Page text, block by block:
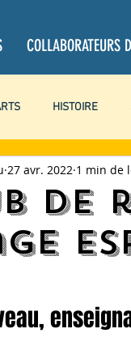
COLLABORATEURS
HISTOIRE
PROJETS
BOOKTUBE
de
27 avr. 2022 1 min de